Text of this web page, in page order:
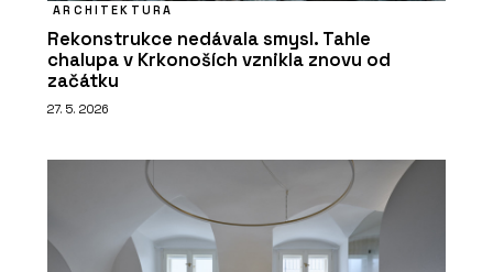
ARCHITEKTURA
Rekonstrukce nedávala smysl. Tahle
chalupa v Krkonoších vznikla znovu od
začátku
27. 5. 2026